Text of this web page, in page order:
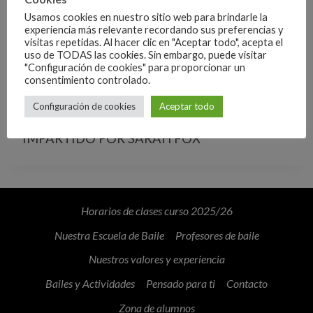
RITMOS CARIBEÑOS – ESTILO CHICAS
18:00-00:00
IMPARTIDO POR SARAH FOX
Horarios de clases curso 2025/26
Nuestra Escuela de Baile
Profesores de baile
Nuestros valores y experiencia
Bailes y Actividades
Pensado para ti
Contacto
Zona de alumnos
Usamos cookies en nuestro sitio web para brindarle la
experiencia más relevante recordando sus preferencias y
visitas repetidas. Al hacer clic en "Aceptar todo", acepta el
uso de TODAS las cookies. Sin embargo, puede visitar
"Configuración de cookies" para proporcionar un
consentimiento controlado.
Configuración de cookies Aceptar todo